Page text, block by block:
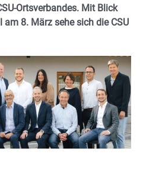
Ortsverbandes. Mit Blick
8. März sehe sich die CSU